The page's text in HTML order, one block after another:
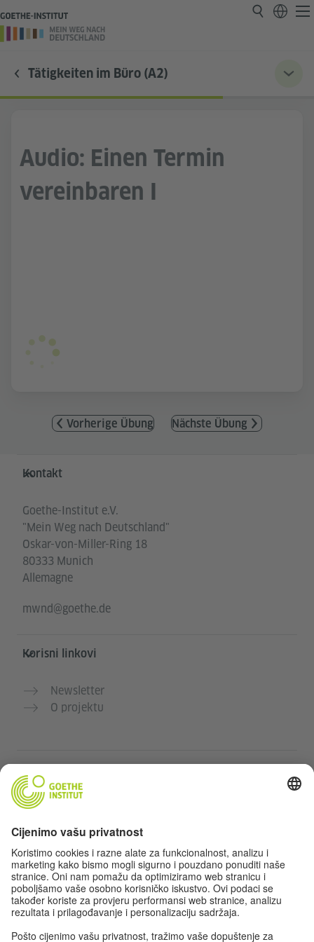
Tätigkeiten im Büro (A2)
Audio: Einen Termin
vereinbaren I
Vorherige Übung Nächste Übung
Service- und Informationsbereich
Kontakt
Goethe-Institut e.V.
"Mein Weg nach Deutschland"
Oskar-von-Miller-Ring 18
80333 Munich
Allemagne
mwnd@goethe.de
Korisni linkovi
Newsletter
O projektu
Kurse njemačkog jezika Goethe-Instituta
Portal za nastavnike „Deutschstunde“
Privatnost i pristupačnost